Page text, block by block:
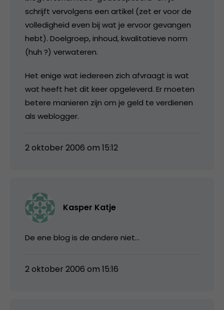
schrijft vervolgens een artikel (zet er voor de
volledigheid even bij wat je ervoor gevangen
hebt). Doelgroep, inhoud, kwalitatieve norm
(huh ?) verwateren.
Het enige wat iedereen zich afvraagt is wat
wat heeft het dit keer opgeleverd. Er moeten
betere manieren zijn om je geld te verdienen
als weblogger.
2 oktober 2006 om 15:12
Kasper Katje
De ene blog is de andere niet…
2 oktober 2006 om 15:16